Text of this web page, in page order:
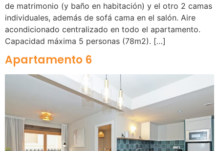
de matrimonio (y baño en habitación) y el otro 2 camas
individuales, además de sofá cama en el salón. Aire
acondicionado centralizado en todo el apartamento.
Capacidad máxima 5 personas (78m2). […]
Apartamento 6